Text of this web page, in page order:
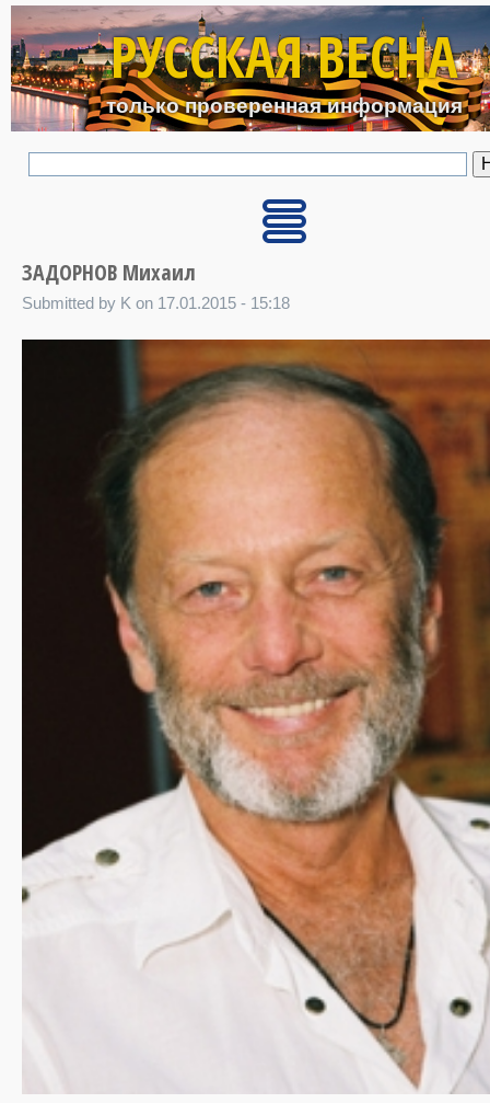
Перейти к основному
РУССКАЯ ВЕСНА
только проверенная информация
ЗАДОРНОВ Михаил
Submitted by K on 17.01.2015 - 15:18